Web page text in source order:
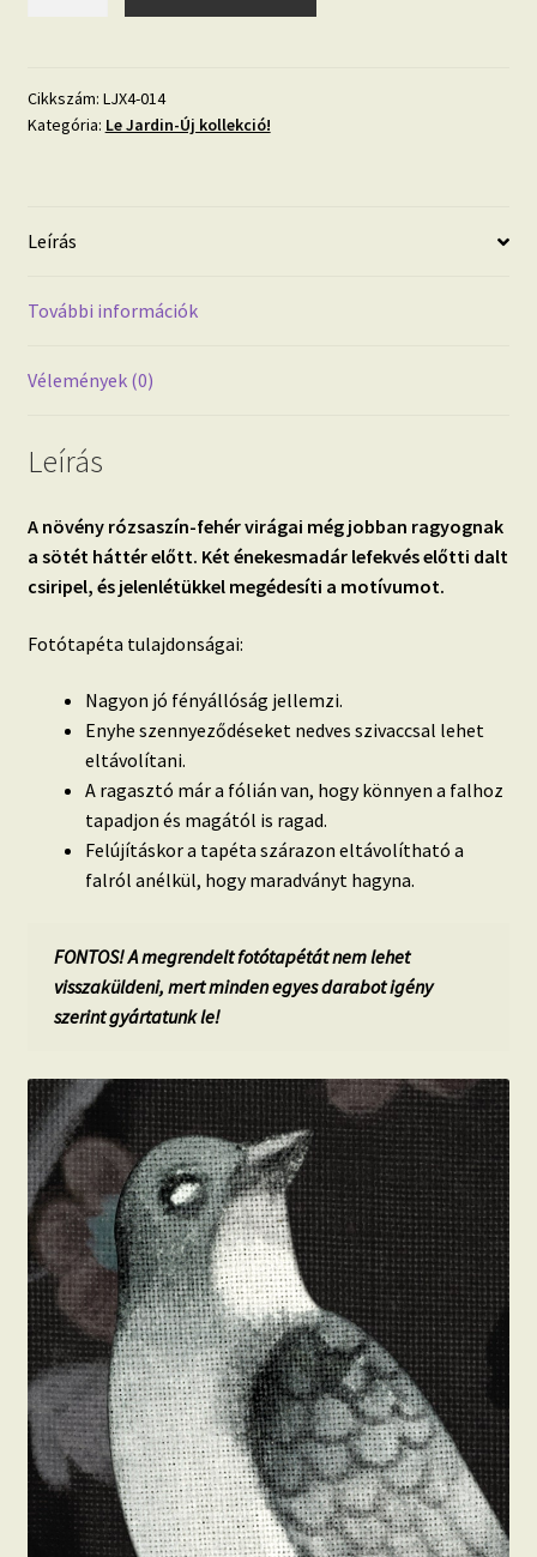
mennyiség
Cikkszám: LJX4-014
Kategória: Le Jardin-Új kollekció!
Leírás
További információk
Vélemények (0)
Leírás
A növény rózsaszín-fehér virágai még jobban ragyognak
a sötét háttér előtt. Két énekesmadár lefekvés előtti dalt
csiripel, és jelenlétükkel megédesíti a motívumot.
Fotótapéta tulajdonságai:
Nagyon jó fényállóság jellemzi.
Enyhe szennyeződéseket nedves szivaccsal lehet
eltávolítani.
A ragasztó már a fólián van, hogy könnyen a falhoz
tapadjon és magától is ragad.
Felújításkor a tapéta szárazon eltávolítható a
falról anélkül, hogy maradványt hagyna.
FONTOS! A megrendelt fotótapétát nem lehet
visszaküldeni, mert minden egyes darabot igény
szerint gyártatunk le!